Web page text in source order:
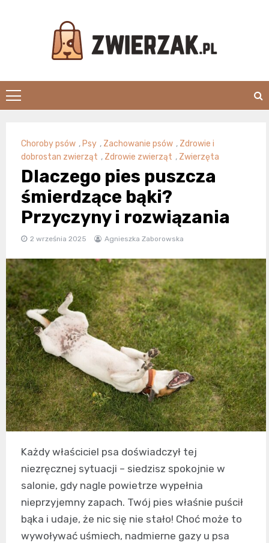
Zwierzak.pl
Choroby psów , Psy , Zachowanie psów , Zdrowie i
dobrostan zwierząt , Zdrowie zwierząt , Zwierzęta
Dlaczego pies puszcza
śmierdzące bąki?
Przyczyny i rozwiązania
2 września 2025 Agnieszka Zaborowska
Każdy właściciel psa doświadczył tej
niezręcznej sytuacji – siedzisz spokojnie w
salonie, gdy nagle powietrze wypełnia
nieprzyjemny zapach. Twój pies właśnie puścił
bąka i udaje, że nic się nie stało! Choć może to
wywoływać uśmiech, nadmierne gazy u psa